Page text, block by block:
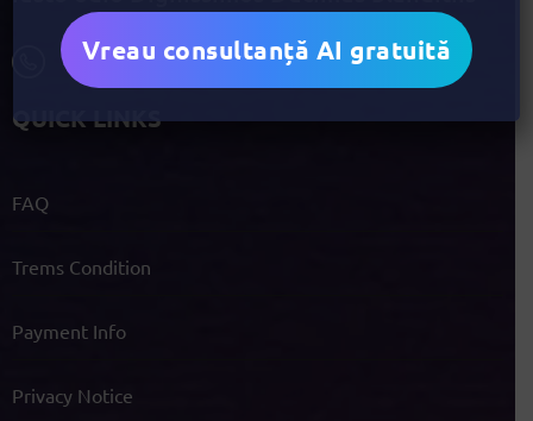
+1 940 831 25 79
QUICK LINKS
FAQ
Trems Condition
Payment Info
Privacy Notice
Vreau consultanță AI gratuită